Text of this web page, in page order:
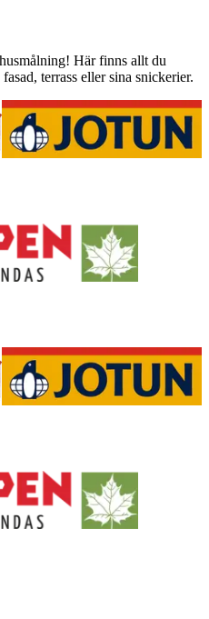
Här finns allt du
terrass eller sina snickerier.